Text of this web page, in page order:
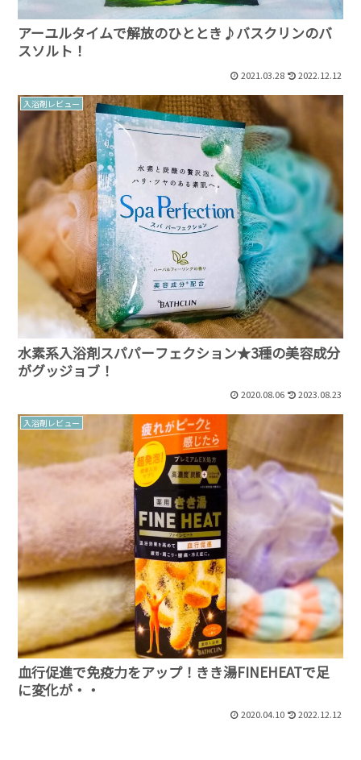
アーユルタイムで解放のひととき♪バスクリンのバ
スソルト！
2021.03.28 2022.12.12
入浴剤レビュー
水素系入浴剤スパパーフェクション★3種の美容成分
がグッジョブ！
2020.08.06 2023.08.23
入浴剤レビュー
血行促進で免疫力をアップ！きき湯FINEHEATで足
に変化が・・
2020.04.10 2022.12.12